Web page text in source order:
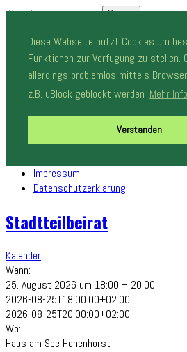
Diese Webseite nutzt Cookies um
Funktionen zur Verfügung zu stellen.
allerdings problemlos mittels
z.B. uBlock geblockt werden Mehr
Verstanden
Schalte Navigation
Neuigkeiten
Stadtteilbeirat und Verfügungsfonds
Dokumente
Stadtteilmagazin
Impressum
Datenschutzerklärung
Stadtteilbeirat
Kalender
Wann:
25. August 2026 um 18:00 – 20:00
2026-08-25T18:00:00+02:00
2026-08-25T20:00:00+02:00
Wo:
Haus am See Hohenhorst